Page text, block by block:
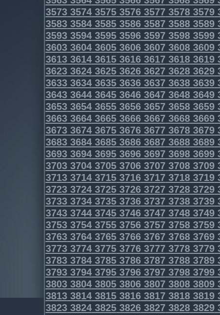
3573357435753576357735783579
3583358435853586358735883589
3593359435953596359735983599
3603360436053606360736083609
3613361436153616361736183619
3623362436253626362736283629
3633363436353636363736383639
3643364436453646364736483649
3653365436553656365736583659
3663366436653666366736683669
3673367436753676367736783679
3683368436853686368736883689
3693369436953696369736983699
3703370437053706370737083709
3713371437153716371737183719
3723372437253726372737283729
3733373437353736373737383739
3743374437453746374737483749
3753375437553756375737583759
3763376437653766376737683769
3773377437753776377737783779
3783378437853786378737883789
3793379437953796379737983799
3803380438053806380738083809
3813381438153816381738183819
3823382438253826382738283829